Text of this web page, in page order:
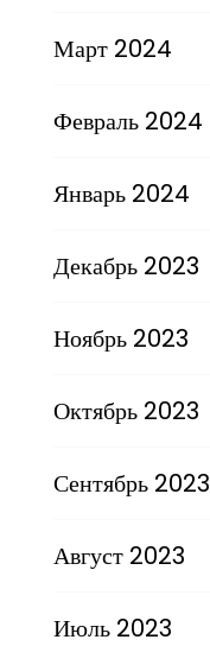
Март 2024
Февраль 2024
Январь 2024
Декабрь 2023
Ноябрь 2023
Октябрь 2023
Сентябрь 2023
Август 2023
Июль 2023